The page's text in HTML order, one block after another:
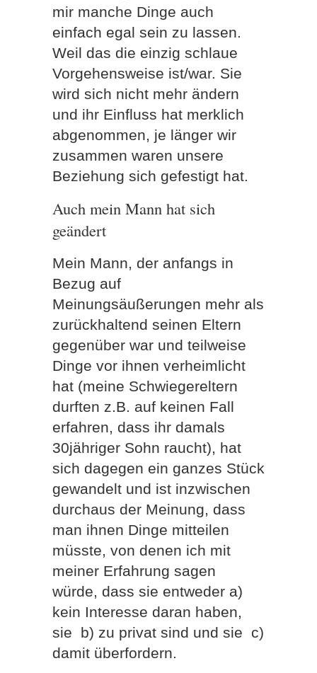
mir manche Dinge auch
einfach egal sein zu lassen.
Weil das die einzig schlaue
Vorgehensweise ist/war. Sie
wird sich nicht mehr ändern
und ihr Einfluss hat merklich
abgenommen, je länger wir
zusammen waren unsere
Beziehung sich gefestigt hat.
Auch mein Mann hat sich
geändert
Mein Mann, der anfangs in
Bezug auf
Meinungsäußerungen mehr als
zurückhaltend seinen Eltern
gegenüber war und teilweise
Dinge vor ihnen verheimlicht
hat (meine Schwiegereltern
durften z.B. auf keinen Fall
erfahren, dass ihr damals
30jähriger Sohn raucht), hat
sich dagegen ein ganzes Stück
gewandelt und ist inzwischen
durchaus der Meinung, dass
man ihnen Dinge mitteilen
müsste, von denen ich mit
meiner Erfahrung sagen
würde, dass sie entweder a)
kein Interesse daran haben,
sie b) zu privat sind und sie c)
damit überfordern.